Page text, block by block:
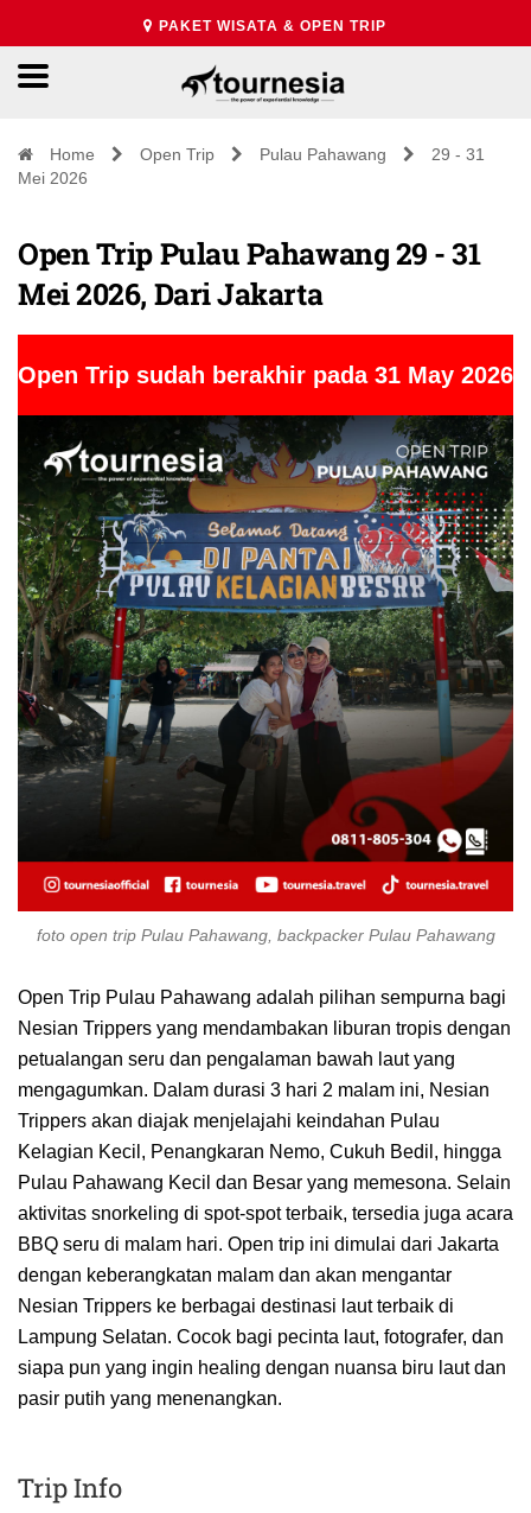
PAKET WISATA & OPEN TRIP
Home Open Trip Pulau Pahawang
29 - 31
Mei 2026
Open Trip Pulau Pahawang 29 - 31
Mei 2026, Dari Jakarta
Open Trip sudah berakhir pada 31 May 2026
foto open trip Pulau Pahawang, backpacker Pulau Pahawang
Open Trip Pulau Pahawang adalah pilihan sempurna bagi
Nesian Trippers yang mendambakan liburan tropis dengan
petualangan seru dan pengalaman bawah laut yang
mengagumkan. Dalam durasi 3 hari 2 malam ini, Nesian
Trippers akan diajak menjelajahi keindahan Pulau
Kelagian Kecil, Penangkaran Nemo, Cukuh Bedil, hingga
Pulau Pahawang Kecil dan Besar yang memesona. Selain
aktivitas snorkeling di spot-spot terbaik, tersedia juga acara
BBQ seru di malam hari. Open trip ini dimulai dari Jakarta
dengan keberangkatan malam dan akan mengantar
Nesian Trippers ke berbagai destinasi laut terbaik di
Lampung Selatan. Cocok bagi pecinta laut, fotografer, dan
siapa pun yang ingin healing dengan nuansa biru laut dan
pasir putih yang menenangkan.
Trip Info